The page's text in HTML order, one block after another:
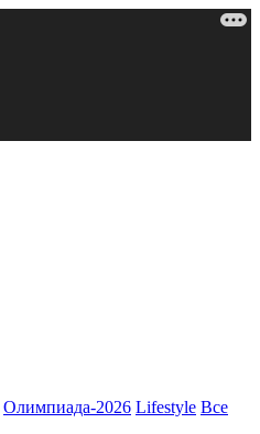
Олимпиада-2026 Lifestyle Все